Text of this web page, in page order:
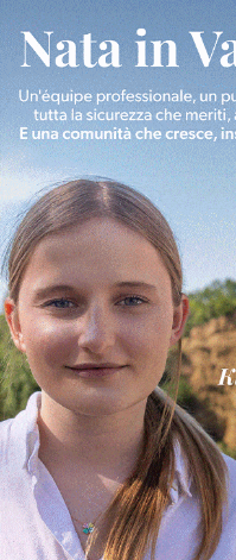
In vetrina 3 Agosto 2026
Estra Notizie
studenti coinvolti,
debutta il podcast
Più lette
Cronaca 4 Agosto 2026
Un anno fa la
Gianni, Giulia e
processo, lo stop ai